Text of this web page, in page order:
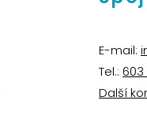
E-mail:
Tel.: 603
Další